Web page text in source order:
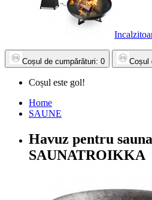
Coșul de cumpărături: 0 Coșul
Coșul este gol!
Home
SAUNE
Havuz pentru
SAUNATROIKKA